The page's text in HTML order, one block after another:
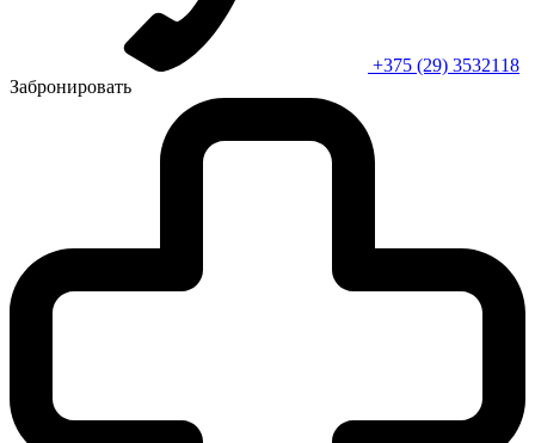
+375 (29) 3532118
Забронировать